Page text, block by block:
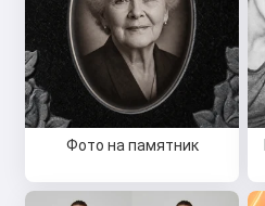
Фото на памятник